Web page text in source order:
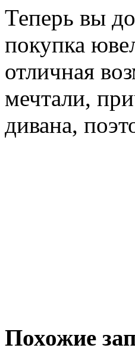
Теперь вы
покупка
отличная
мечтали,
дивана,
Похожие